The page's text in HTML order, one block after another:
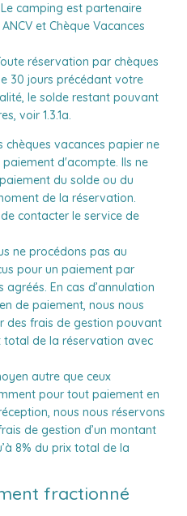
camping est partenaire
et Chèque Vacances
réservation par chèques
30 jours précédant votre
le solde restant pouvant
voir 1.3.1a.
chèques vacances papier ne
d'acompte. Ils ne
du solde ou du
de la réservation.
contacter le service de
ne procédons pas au
pour un paiement par
En cas d’annulation
de paiement, nous nous
des frais de gestion pouvant
total de la réservation avec
autre que ceux
pour tout paiement en
nous nous réservons
de gestion d’un montant
8% du prix total de la
fractionné